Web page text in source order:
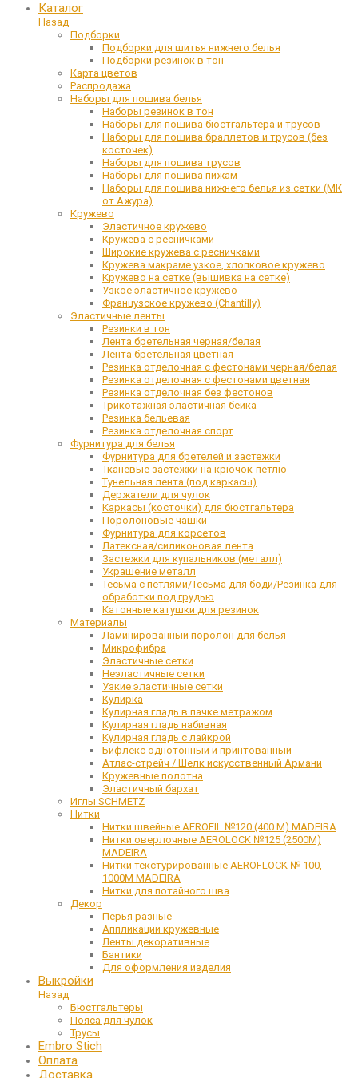
Каталог
Назад
Подборки
Подборки для шитья нижнего белья
Подборки резинок в тон
Карта цветов
Распродажа
Наборы для пошива белья
Наборы резинок в тон
Наборы для пошива бюстгальтера и трусов
Наборы для пошива браллетов и трусов (без
косточек)
Наборы для пошива трусов
Наборы для пошива пижам
Наборы для пошива нижнего белья из сетки (МК
от Ажура)
Кружево
Эластичное кружево
Кружева с ресничками
Широкие кружева с ресничками
Кружева макраме узкое, хлопковое кружево
Кружево на сетке (вышивка на сетке)
Узкое эластичное кружево
Французское кружево (Chantilly)
Эластичные ленты
Резинки в тон
Лента бретельная черная/белая
Лента бретельная цветная
Резинка отделочная с фестонами черная/белая
Резинка отделочная с фестонами цветная
Резинка отделочная без фестонов
Трикотажная эластичная бейка
Резинка бельевая
Резинка отделочная спорт
Фурнитура для белья
Фурнитура для бретелей и застежки
Тканевые застежки на крючок-петлю
Тунельная лента (под каркасы)
Держатели для чулок
Каркасы (косточки) для бюстгальтера
Поролоновые чашки
Фурнитура для корсетов
Латексная/силиконовая лента
Застежки для купальников (металл)
Украшение металл
Тесьма с петлями/Тесьма для боди/Резинка для
обработки под грудью
Катонные катушки для резинок
Материалы
Ламинированный поролон для белья
Микрофибра
Эластичные сетки
Неэластичные сетки
Узкие эластичные сетки
Кулирка
Кулирная гладь в пачке метражом
Кулирная гладь набивная
Кулирная гладь с лайкрой
Бифлекс однотонный и принтованный
Атлас-стрейч / Шелк искусственный Армани
Кружевные полотна
Эластичный бархат
Иглы SCHMETZ
Нитки
Нитки швейные AEROFIL №120 (400 М) MADEIRA
Нитки оверлочные AEROLOCK №125 (2500М)
MADEIRA
Нитки текстурированные AEROFLOCK № 100,
1000М MADEIRA
Нитки для потайного шва
Декор
Перья разные
Аппликации кружевные
Ленты декоративные
Бантики
Для оформления изделия
Выкройки
Назад
Бюстгальтеры
Пояса для чулок
Трусы
Embro Stich
Оплата
Доставка